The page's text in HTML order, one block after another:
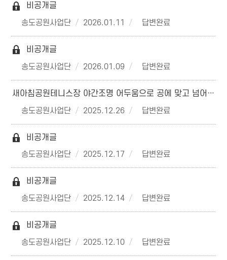
비공개글
송도공원사업단
2026.01.11 답변완료
비공개글
송도공원사업단
2026.01.09 답변완료
새아침공원테니스장 야간조명 어두움으로 공에 맞고 넘어지는 사고 위험 있음
송도공원사업단
2025.12.26 답변완료
비공개글
송도공원사업단
2025.12.17 답변완료
비공개글
송도공원사업단
2025.12.14 답변완료
비공개글
송도공원사업단
2025.12.10 답변완료